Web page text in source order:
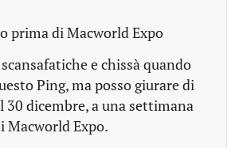
prima di Macworld Expo
e chissà quando
Ping, ma posso giurare di
30 dicembre, a una settimana
Macworld Expo.